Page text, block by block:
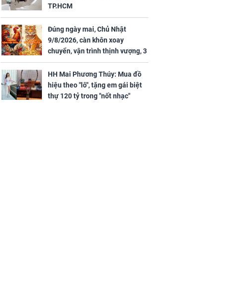
Trong 4 ngày cuối
tháng 6 âm lịch, 3 con
giáp vượng phát Tài
Lộc, Phú Quý trăm bề,
đổi mệnh Phượng
Hoàng, ôm trọn cơ
ngơi đồ sộ
TP.HCM
Đúng ngày mai, Chủ Nhật
9/8/2026, càn khôn xoay
chuyển, vận trình thịnh vượng, 3
con giáp nhận phúc khí nhà trời,
tình tiền đỏ như son, vận may
hanh thông
HH Mai Phương Thúy: Mua đồ
hiệu theo "lô", tặng em gái biệt
thự 120 tỷ trong "nốt nhạc"